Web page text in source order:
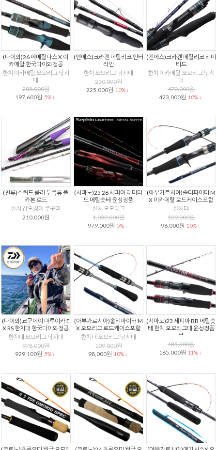
(다이와)26 에메랄다스 X 이
카메탈 한국다이와정공
한치 이카메탈 오모리그 낚시
대
208,000원
197,600원 5% ↓
(엔에스)크라켄 메탈리코 인터
라인
한치 오모리그 낚시대
250,000원
225,000원 10% ↓
(엔에스)크라켄 메탈리코 리미
티드
한치 이카메탈 오모리그 낚시
대
470,000원
423,000원 10% ↓
(천류)스퀴드 룰러 두족류 풀
카본 로드
한치 갑오징어 쭈꾸미
210,000원
(시마노)25 26 세피아 리미티
드 메탈슷테 윤성정품
한치 오모리그
1,030,000원
979,000원 5% ↓
(아부가르시아)솔티파이터 M
X 이카메탈 로드케이스포함
한치대
109,000원
98,000원 10% ↓
(다이와)쿄쿠에이 마루이카 E
X RS 한치대 한국다이와정공
한치대 오모리그 낚시대
978,000원
929,100원 5% ↓
(아부가르시아)솔티파이터 M
X 오모리그 로드케이스포함
한치대 오모리그 낚시대
109,000원
98,000원 10% ↓
(시마노)23 세피아 BB 메탈슷
테 한치 오모리그대 윤성정품
**
185,300원
165,000원 11% ↓